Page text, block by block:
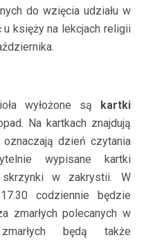
do wzięcia udziału w
u księży na lekcjach religii
wyłożone są kartki
Na kartkach znajdują
dzień czytania
wypisane kartki
w zakrystii. W
codziennie będzie
zmarłych polecanych w
będą także